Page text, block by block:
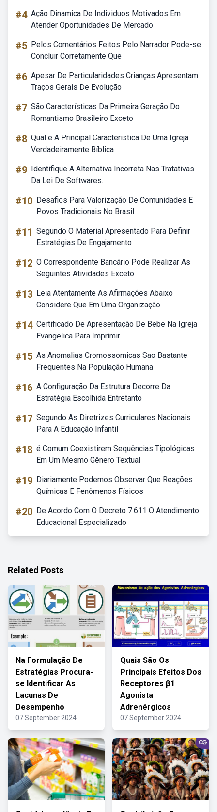
#4 Ação Dinamica De Individuos Motivados Em
Atender Oportunidades De Mercado
#5 Pelos Comentários Feitos Pelo Narrador Pode-se
Concluir Corretamente Que
#6 Apesar De Particularidades Crianças Apresentam
Traços Gerais De Evolução
#7 São Características Da Primeira Geração Do
Romantismo Brasileiro Exceto
#8 Qual é A Principal Característica De Uma Igreja
Verdadeiramente Bíblica
#9 Identifique A Alternativa Incorreta Nas Tratativas
Da Lei De Softwares.
#10 Desafios Para Valorização De Comunidades E
Povos Tradicionais No Brasil
#11 Segundo O Material Apresentado Para Definir
Estratégias De Engajamento
#12 O Correspondente Bancário Pode Realizar As
Seguintes Atividades Exceto
#13 Leia Atentamente As Afirmações Abaixo
Considere Que Em Uma Organização
#14 Certificado De Apresentação De Bebe Na Igreja
Evangelica Para Imprimir
#15 As Anomalias Cromossomicas Sao Bastante
Frequentes Na População Humana
#16 A Configuração Da Estrutura Decorre Da
Estratégia Escolhida Entretanto
#17 Segundo As Diretrizes Curriculares Nacionais
Para A Educação Infantil
#18 é Comum Coexistirem Sequências Tipológicas
Em Um Mesmo Gênero Textual
#19 Diariamente Podemos Observar Que Reações
Químicas E Fenômenos Físicos
#20 De Acordo Com O Decreto 7.611 O Atendimento
Educacional Especializado
Related Posts
Na Formulação De
Estratégias Procura-
se Identificar As
Lacunas De
Desempenho
07 September 2024
Quais São Os
Principais Efeitos Dos
Receptores β1
Agonista
Adrenérgicos
07 September 2024